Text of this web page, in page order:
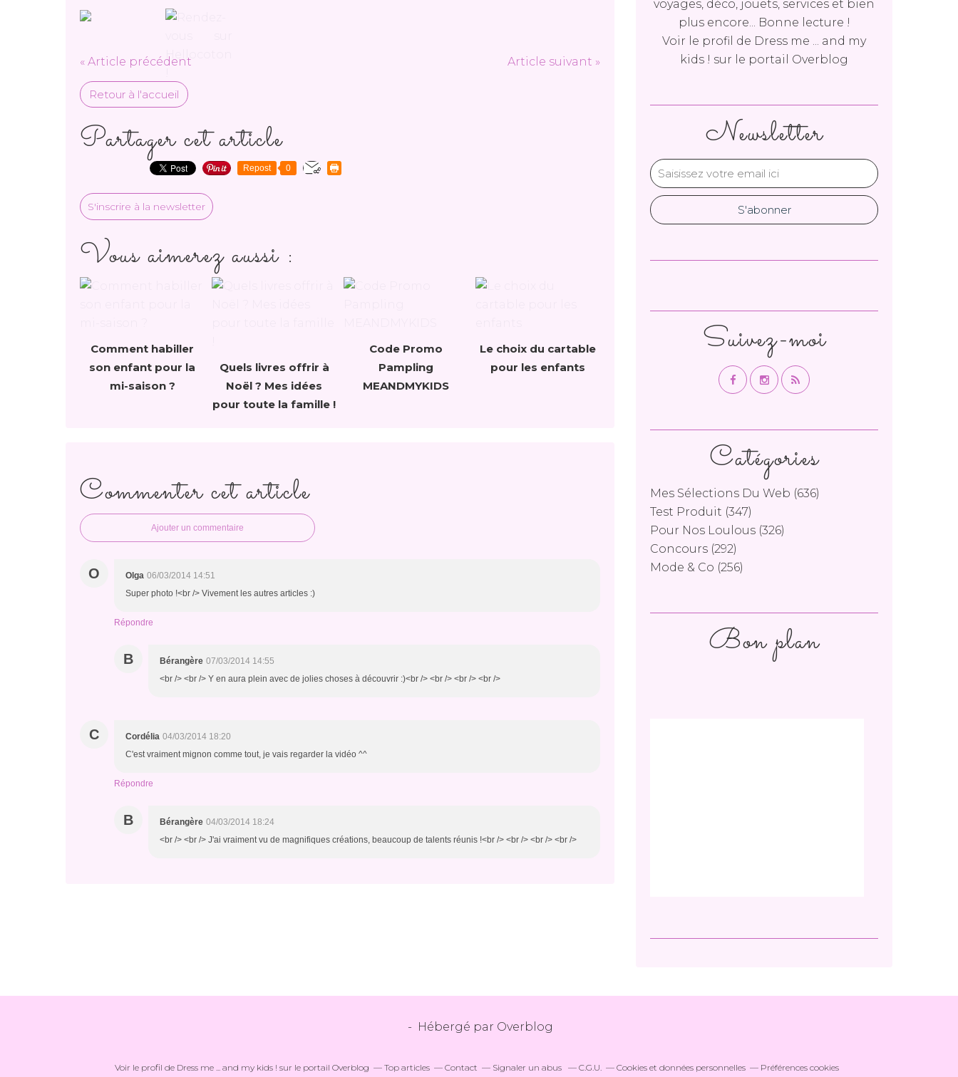
« Article précédent Article suivant »
Retour à l'accueil
Partager cet article
Repost 0
S'inscrire à la newsletter
Vous aimerez aussi :
Comment habiller
son enfant pour la
mi-saison ?
Quels livres offrir à
Noël ? Mes idées
pour toute la famille !
Code Promo
Pampling
MEANDMYKIDS
Le choix du cartable
pour les enfants
Commenter cet article
Ajouter un commentaire
O Olga 06/03/2014 14:51
Super photo !<br /> Vivement les autres articles :)
Répondre
B Bérangère 07/03/2014 14:55
<br /> <br /> Y en aura plein avec de jolies choses à découvrir :)<br /> <br /> <br /> <br />
C Cordélia 04/03/2014 18:20
C'est vraiment mignon comme tout, je vais regarder la vidéo ^^
Répondre
B Bérangère 04/03/2014 18:24
<br /> <br /> J'ai vraiment vu de magnifiques créations, beaucoup de talents réunis !<br /> <br /> <br /> <br />
Newsletter
Catégories
Mes Sélections Du Web (636)
Test Produit (347)
Pour Nos Loulous (326)
Concours (292)
Mode & Co (256)
voyages, déco, jouets, services et bien
plus encore... Bonne lecture !
Voir le profil de Dress me ... and my
kids ! sur le portail Overblog
Suivez-moi
Bon plan
- Hébergé par Overblog
Voir le profil de Dress me ... and my kids ! sur le portail Overblog Top articles Contact Signaler un abus C.G.U. Cookies et données personnelles Préférences cookies